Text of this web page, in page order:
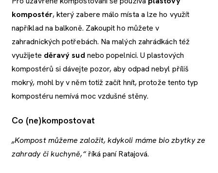
kompostér, který zabere málo místa a lze ho využít
například na balkoně. Zakoupit ho můžete v
zahradnických potřebách. Na malých zahrádkách též
využijete děravý sud nebo popelnici. U plastových
kompostérů si dávejte pozor, aby odpad nebyl příliš
mokrý, mohl by v něm totiž začít hnít, protože tento typ
kompostéru nemívá moc vzdušné stěny.
Co (ne)kompostovat
„Kompost můžeme založit, kdykoli máme bio zbytky ze
zahrady či kuchyně,“říká paní Ratajová.